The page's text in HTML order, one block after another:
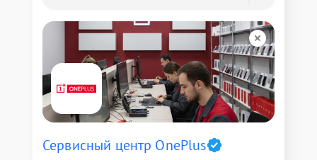
Сервисный центр OnePlus